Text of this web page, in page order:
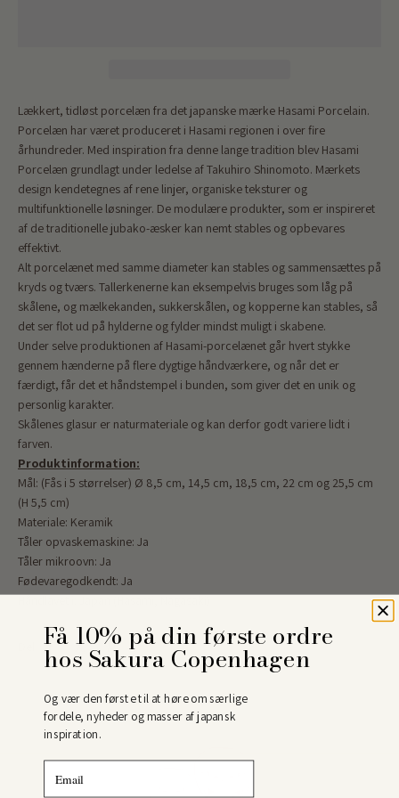
Lækkert, tidløst porcelæn fra det japanske mærke Hasami Porcelain.
Porcelæn har været produceret i Hasami regionen i over fire
århundreder. Med inspiration fra denne lange tradition blev Hasami
Porcelæn grundlagt under ledelse af Takuhiro Shinomoto. Mærkets
design kendetegnes af rene linjer, organiske teksturer og
multifunktionelle løsninger. De modulære produkter, som er inspireret
af de traditionelle jubako-æsker kan nemt stables og opbevares
effektivt.
Alt porcelænet med samme diameter kan stables og sammensættes på
kryds og tværs. Tallerkenerne kan eksempelvis bruges som låg på
skålene, og mælkekanden, sukkerskålen, og kopperne kan stables, så
det ser flot ud på hylderne og fylder mindst muligt i skabene.
Under selve produktionen af Hasami-porcelænet går hvert stykke
gennem hænderne på flere dygtige håndværkere, og når det er
færdigt, får det et håndstempel i bunden, som giver det en unik og
personlig karakter.
Skålenes glasur er naturmateriale og kan derfor godt variere lidt i
farven.
Produktinformation:
Mål: (Fås i 5 størrelser) Ø 8,5 cm, 14,5 cm, 18,5 cm, 22 cm og 25,5 cm
(H 5,5 cm)
Materiale: Keramik
Tåler opvaskemaskine: Ja
Tåler mikroovn: Ja
Fødevaregodkendt: Ja
Håndlavet i: Japan(Hasami, Nagasaki)
Få 10% på din første ordre
hos Sakura Copenhagen
Og vær den første til at høre om særlige
fordele, nyheder og masser af japansk
inspiration.
Email